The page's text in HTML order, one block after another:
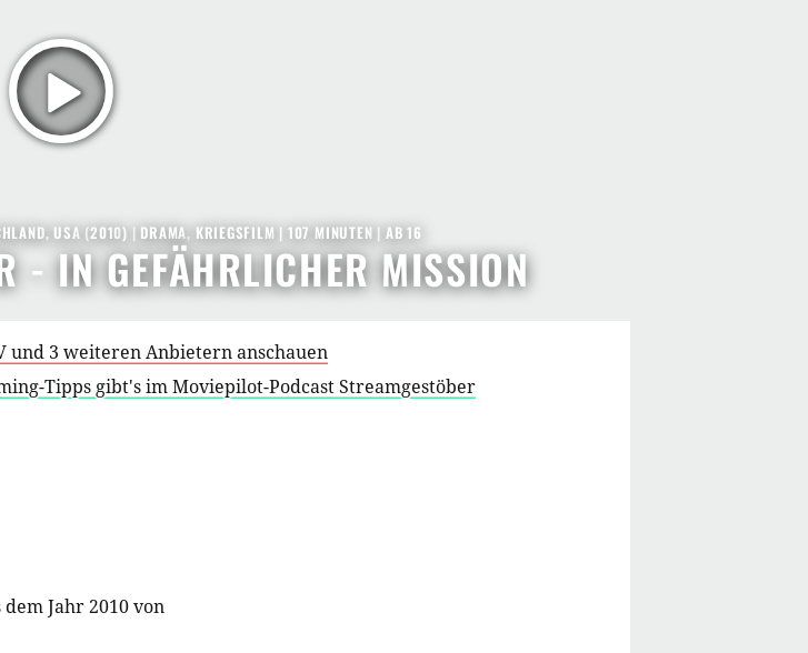
- IN GEFÄHRLICHER MISSION
, USA (2010) | DRAMA, KRIEGSFILM | 107 MINUTEN | AB 16
und 3 weiteren Anbietern anschauen
Tipps gibt's im Moviepilot-Podcast Streamgestöber
dem Jahr 2010 von